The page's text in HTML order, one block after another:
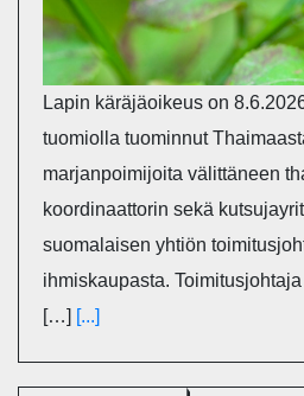
Lapin käräjäoikeus on
tuomiolla tuominnut
marjanpoimijoita välittäneen
koordinaattorin sekä
suomalaisen yhtiön
ihmiskaupasta.
[…] [...]